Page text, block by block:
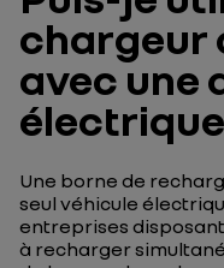
chargeur
avec une
Une borne de
seul véhicule
entreprises
à recharger